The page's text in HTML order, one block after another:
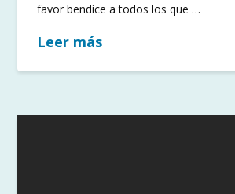
favor bendice a todos los que …
Leer más